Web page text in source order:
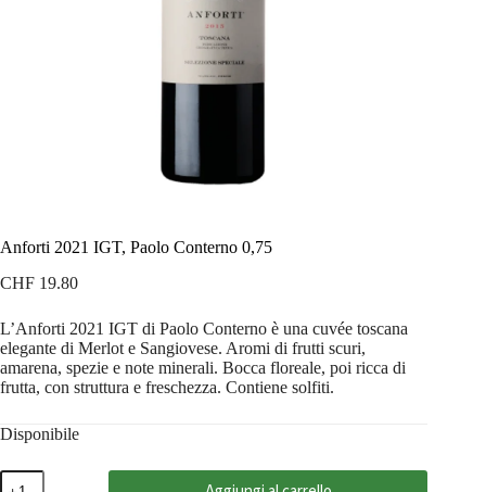
Anforti 2021 IGT, Paolo Conterno 0,75
CHF 19.80
L’Anforti 2021 IGT di Paolo Conterno è una cuvée toscana
elegante di Merlot e Sangiovese. Aromi di frutti scuri,
amarena, spezie e note minerali. Bocca floreale, poi ricca di
frutta, con struttura e freschezza. Contiene solfiti.
Disponibile
Anforti